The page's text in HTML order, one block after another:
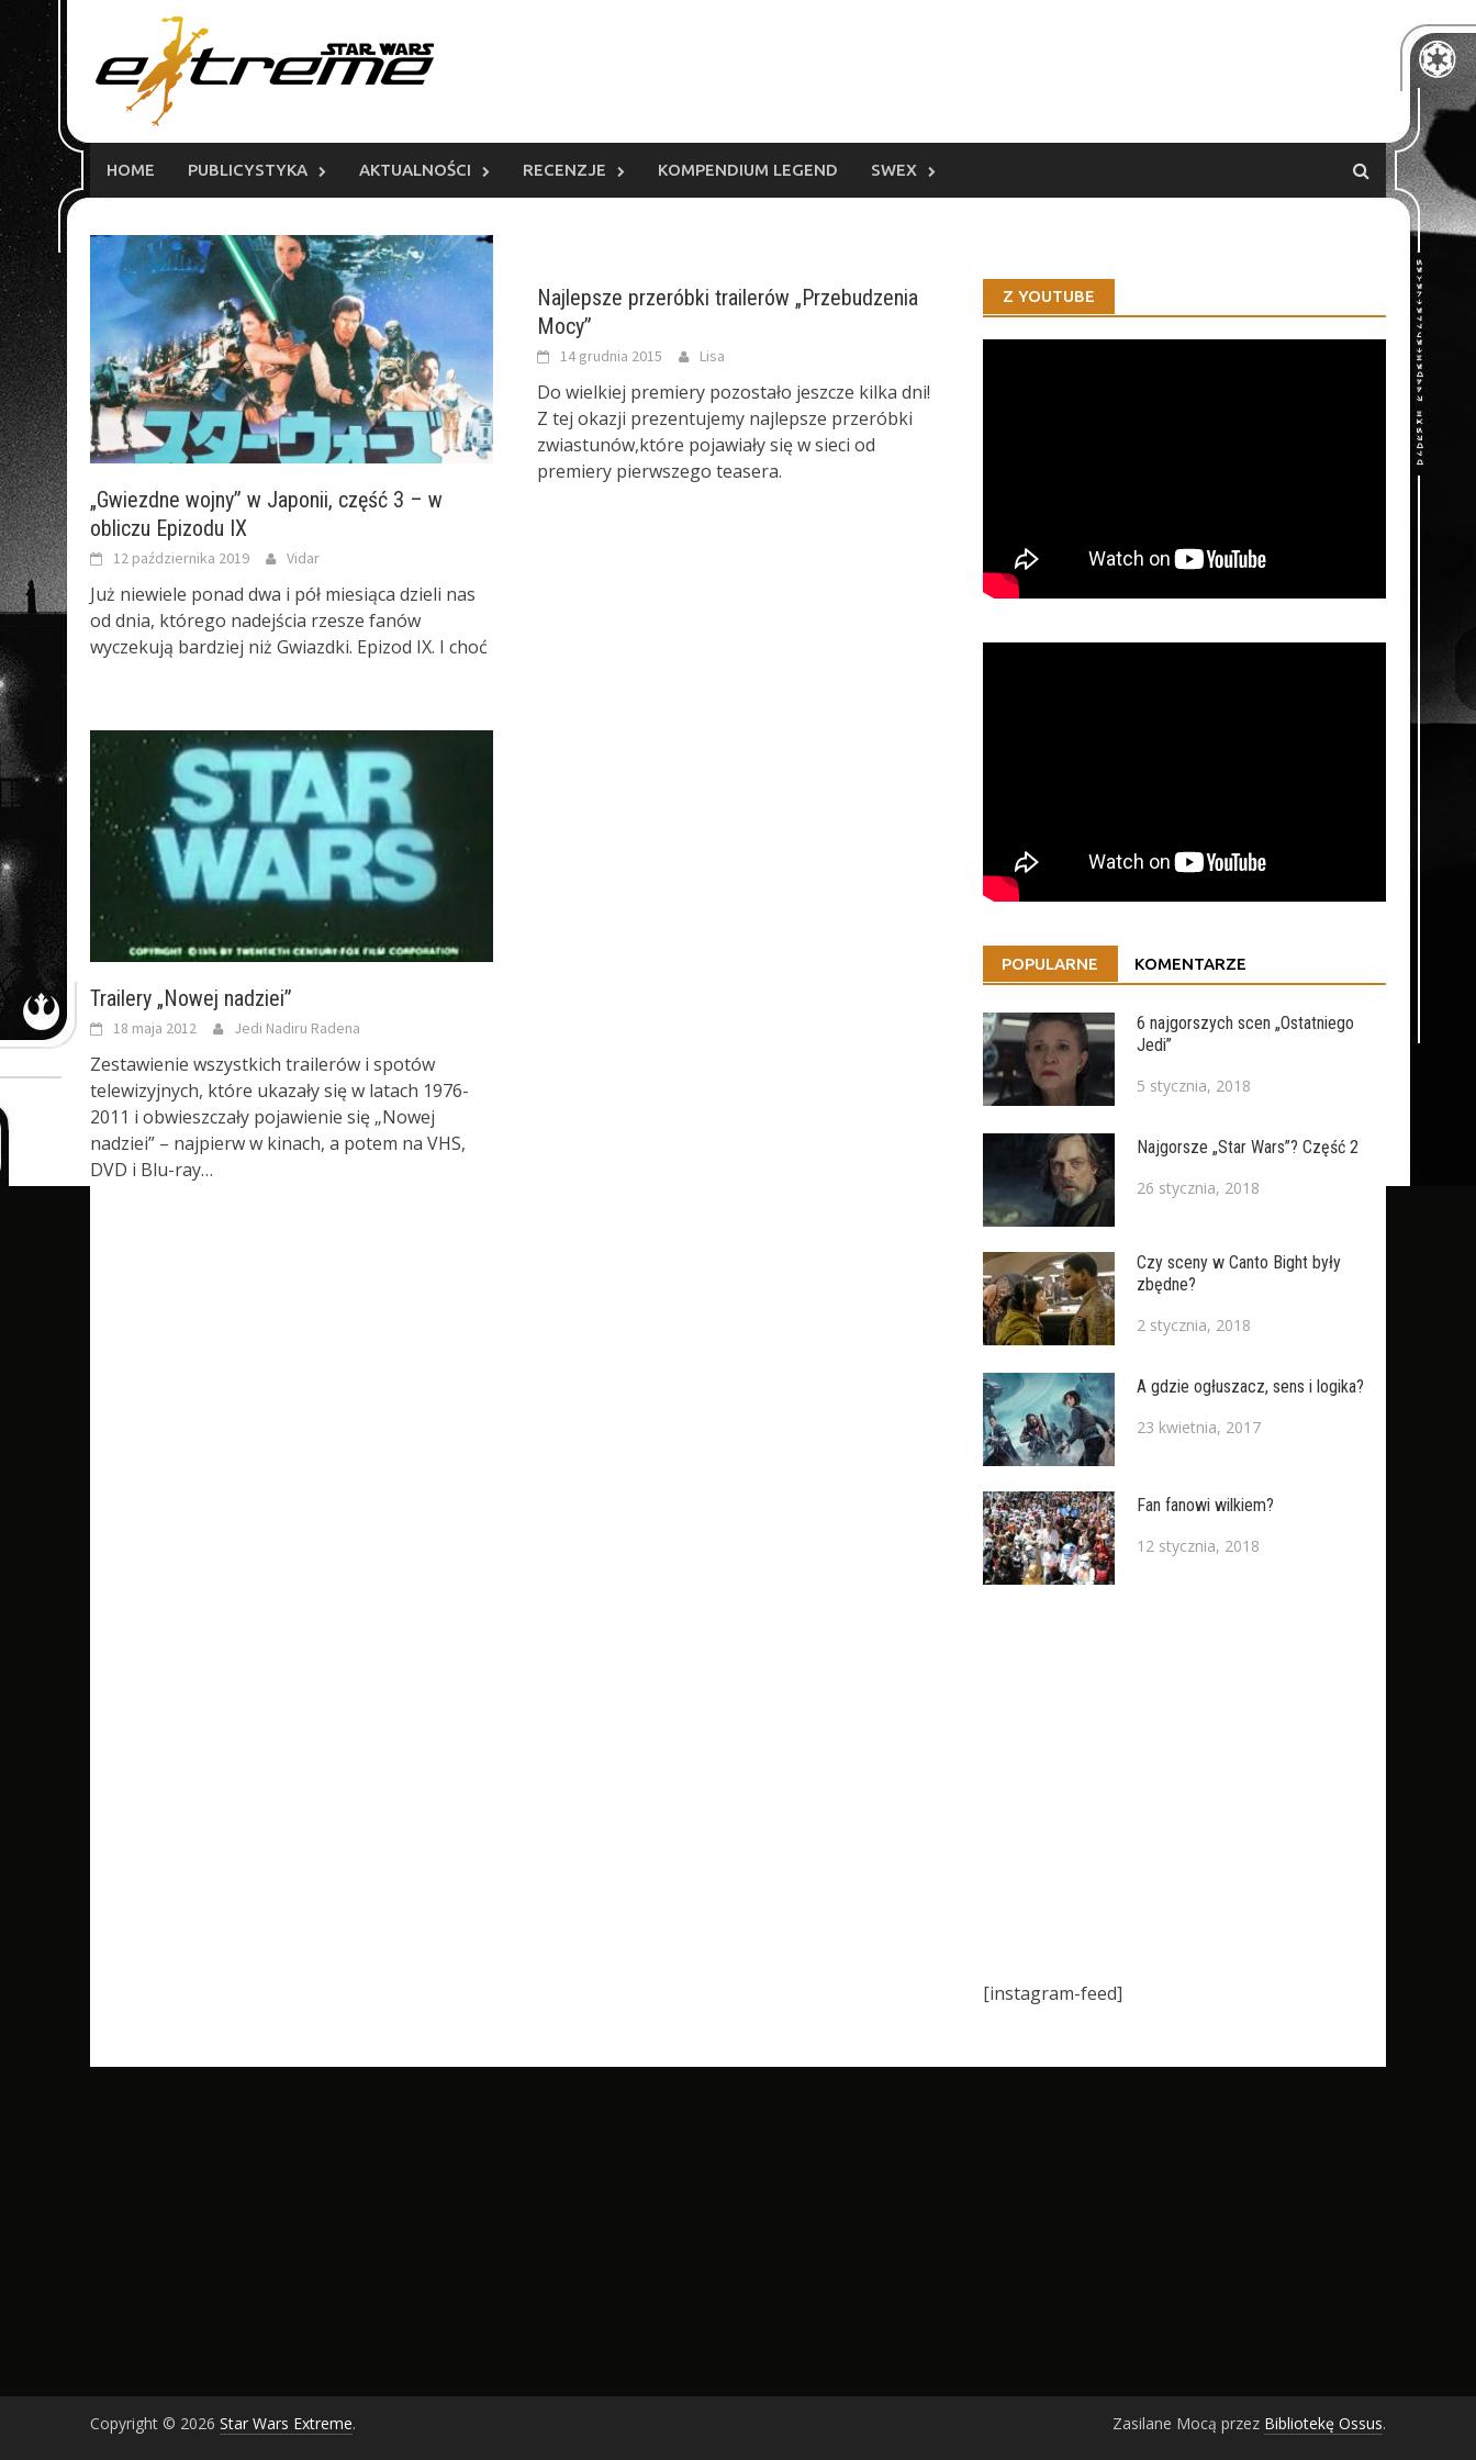
content
HOME PUBLICYSTYKA AKTUALNOŚCI RECENZJE KOMPENDIUM LEGEND SWEX
„Gwiezdne wojny” w Japonii, część 3 – w
obliczu Epizodu IX
12 października 2019 Vidar
Już niewiele ponad dwa i pół miesiąca dzieli nas
od dnia, którego nadejścia rzesze fanów
wyczekują bardziej niż Gwiazdki. Epizod IX. I choć
Najlepsze przeróbki trailerów „Przebudzenia
Mocy”
14 grudnia 2015 Lisa
Do wielkiej premiery pozostało jeszcze kilka dni!
Z tej okazji prezentujemy najlepsze przeróbki
zwiastunów,które pojawiały się w sieci od
premiery pierwszego teasera.
Trailery „Nowej nadziei”
18 maja 2012 Jedi Nadiru Radena
Zestawienie wszystkich trailerów i spotów
telewizyjnych, które ukazały się w latach 1976-
2011 i obwieszczały pojawienie się „Nowej
nadziei” – najpierw w kinach, a potem na VHS,
DVD i Blu-ray…
Z YOUTUBE
POPULARNE KOMENTARZE
6 najgorszych scen „Ostatniego
Jedi”
5 stycznia, 2018
Najgorsze „Star Wars”? Część 2
26 stycznia, 2018
Czy sceny w Canto Bight były
zbędne?
2 stycznia, 2018
A gdzie ogłuszacz, sens i logika?
23 kwietnia, 2017
Fan fanowi wilkiem?
12 stycznia, 2018
[instagram-feed]
Copyright © 2026 Star Wars Extreme. Zasilane Mocą przez Bibliotekę Ossus.